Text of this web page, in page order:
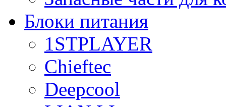
Блоки питания
1STPLAYER
Chieftec
Deepcool